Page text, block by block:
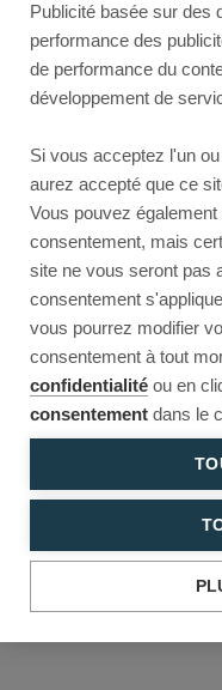
Publicité basée sur des
performance des
de performance du
développement de
Si vous acceptez l'un
aurez accepté que ce
Vous pouvez
consentement, mais
site ne vous seront pas
consentement
vous pourrez modifier
consentement à tout
confidentialité ou en
consentement dans le
Reload to
Reload